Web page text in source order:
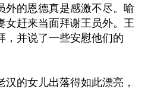
外的恩德真是感激不尽。喻
女赶来当面拜谢王员外。王
，并说了一些安慰他们的
的女儿出落得如此漂亮，